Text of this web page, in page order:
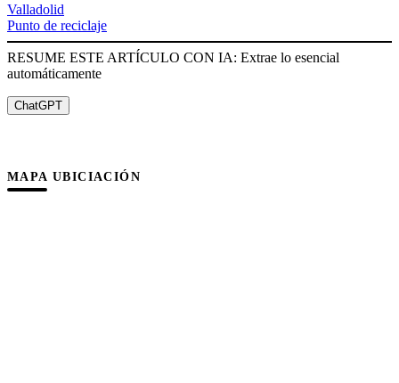
Valladolid
Punto de reciclaje
RESUME ESTE ARTÍCULO CON IA: Extrae lo esencial
automáticamente
ChatGPT
MAPA UBICIACIÓN